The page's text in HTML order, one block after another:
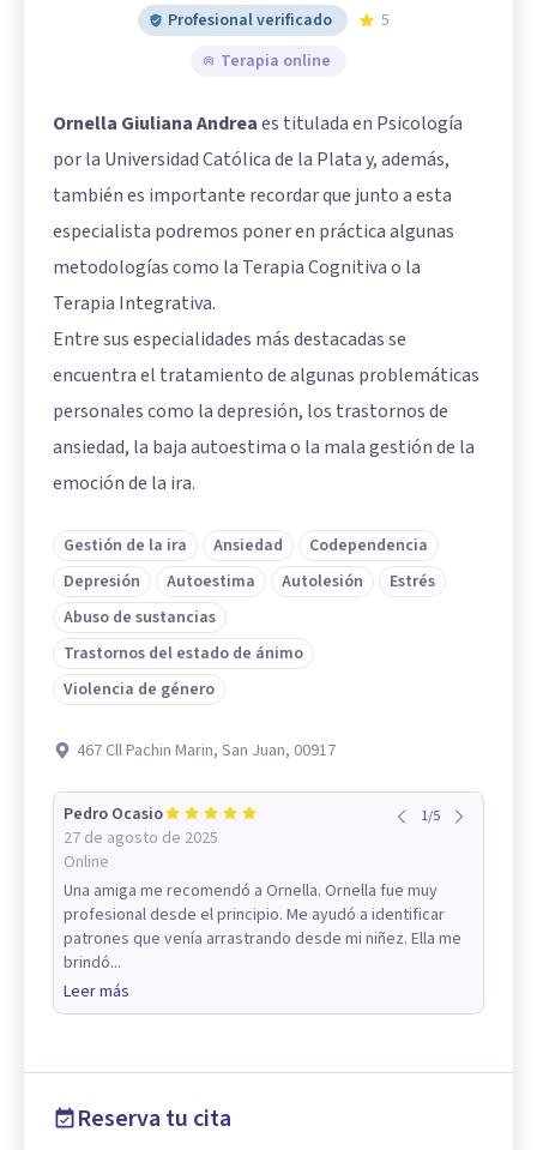
Profesional verificado
5
Terapia online
Ornella Giuliana Andreaes titulada en Psicología
por la Universidad Católica de la Plata y, además,
también es importante recordar que junto a esta
especialista podremos poner en práctica algunas
metodologías como la Terapia Cognitiva o la
Terapia Integrativa.
Entre sus especialidades más destacadas se
encuentra el tratamiento de algunas problemáticas
personales como la depresión, los trastornos de
ansiedad, la baja autoestima o la mala gestión de la
emoción de la ira.
Gestión de la ira Ansiedad
Codependencia
Depresión
Autoestima Autolesión
Estrés
Abuso de sustancias
Trastornos del estado de ánimo
Violencia de género
467 Cll Pachin Marin, San Juan, 00917
Pedro Ocasio
27 de agosto de 2025
Online
1/5
Una amiga me recomendó a Ornella. Ornella fue muy
profesional desde el principio. Me ayudó a identificar
patrones que venía arrastrando desde mi niñez. Ella me
brindó...
Leer más
Reserva tu cita